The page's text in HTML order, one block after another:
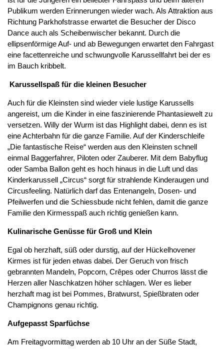
Publikum werden Erinnerungen wieder wach. Als Attraktion aus
Richtung Parkhofstrasse erwartet die Besucher der Disco
Dance auch als Scheibenwischer bekannt. Durch die
ellipsenförmige Auf- und ab Bewegungen erwartet den Fahrgast
eine facettenreiche und schwungvolle Karussellfahrt bei der es
im Bauch kribbelt.
Karussellspaß für die kleinen Besucher
Auch für die Kleinsten sind wieder viele lustige Karussells
angereist, um die Kinder in eine faszinierende Phantasiewelt zu
versetzen. Willy der Wurm ist das Highlight dabei, denn es ist
eine Achterbahn für die ganze Familie. Auf der Kinderschleife
„Die fantastische Reise“ werden aus den Kleinsten schnell
einmal Baggerfahrer, Piloten oder Zauberer. Mit dem Babyflug
oder Samba Ballon geht es hoch hinaus in die Luft und das
Kinderkarussell „Circus“ sorgt für strahlende Kinderaugen und
Circusfeeling. Natürlich darf das Entenangeln, Dosen- und
Pfeilwerfen und die Schiessbude nicht fehlen, damit die ganze
Familie den Kirmesspaß auch richtig genießen kann.
Kulinarische Genüsse für Groß und Klein
Egal ob herzhaft, süß oder durstig, auf der Hückelhovener
Kirmes ist für jeden etwas dabei. Der Geruch von frisch
gebrannten Mandeln, Popcorn, Crêpes oder Churros lässt die
Herzen aller Naschkatzen höher schlagen. Wer es lieber
herzhaft mag ist bei Pommes, Bratwurst, Spießbraten oder
Champignons genau richtig.
Aufgepasst Sparfüchse
Am Freitagvormittag werden ab 10 Uhr an der Süße Stadt,